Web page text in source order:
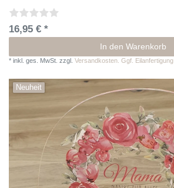
16,95 € *
In den Warenkorb
* inkl. ges. MwSt. zzgl. Versandkosten. Ggf. Eilanfertigung
Neuheit